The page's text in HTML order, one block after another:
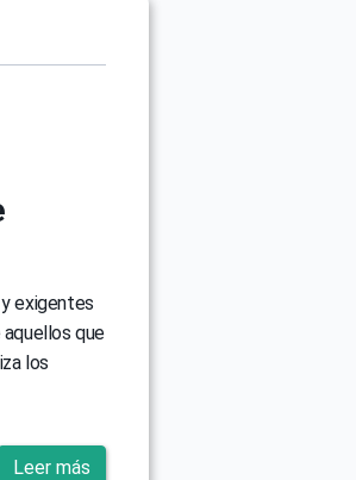
exigentes
que
los
Leer más